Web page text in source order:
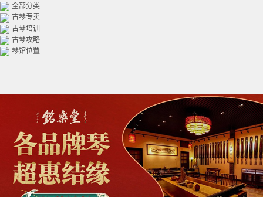
全部分类
古琴专卖
古琴培训
古琴攻略
琴馆位置